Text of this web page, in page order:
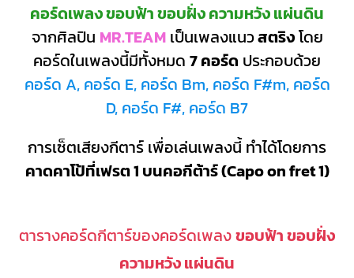
คอร์ดเพลง ขอบฟ้า ขอบฝั่ง ความหวัง แผ่นดิน
จากศิลปิน MR.TEAMเป็นเพลงแนวสตริงโดย
คอร์ดในเพลงนี้มีทั้งหมด 7 คอร์ด ประกอบด้วย
คอร์ด A, คอร์ด E, คอร์ด Bm, คอร์ด F#m, คอร์ด
D, คอร์ด F#, คอร์ด B7
การเซ็ตเสียงกีตาร์ เพื่อเล่นเพลงนี้ ทำได้โดยการ
คาดคาโป้ที่เฟรต 1 บนคอกีต้าร์ (Capo on fret 1)
ตารางคอร์ดกีตาร์ของคอร์ดเพลงขอบฟ้า ขอบฝั่ง
ความหวัง แผ่นดิน